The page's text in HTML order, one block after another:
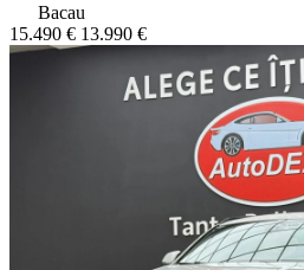
Bacau
15.490 € 13.990 €